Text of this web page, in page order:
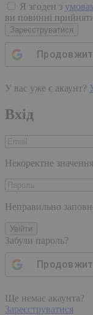
Я згоден з
ви повинні
Зареєструватися
У вас уже є акаунт?
Вхід
Некоректне
Неправильно
Увійти
Забули пароль?
Ще немає акаунта?
Зареєструватися